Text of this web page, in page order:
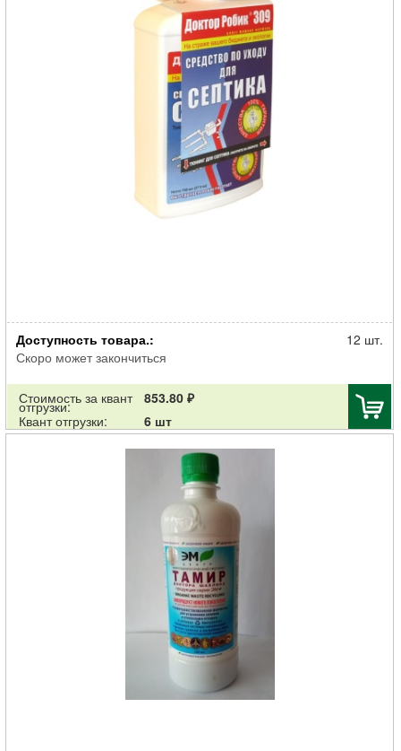
Очиститель Доктор Робик 309 септиков 798мл
Доступность товара.:
Скоро может закончиться
12 шт.
Стоимость за квант
отгрузки:
853.80 ₽
Квант отгрузки:
6 шт